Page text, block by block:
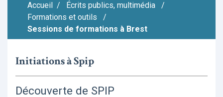
Accueil / Écrits publics, multimédia
/
Formations et outils
/
Sessions de formations à Brest
Initiations à Spip
Découverte de SPIP